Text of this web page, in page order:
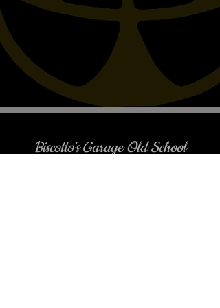
VT750C2B Black Spirit/ Phantom
VT750C4-5-6 Shadow '04-'06,
VT750DC Spirit '07 > up,
yamaha
XVS1100 Dragstar/ V-star Classic
Biscotto's Garage Old School